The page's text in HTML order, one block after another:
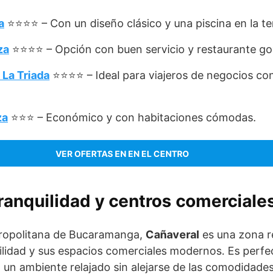
⭐⭐⭐⭐ – Con un diseño clásico y una piscina en la
⭐⭐⭐⭐ – Opción con buen servicio y restaurante
Triada ⭐⭐⭐⭐ – Ideal para viajeros de negocios
⭐⭐⭐ – Económico y con habitaciones cómodas.
VER OFERTAS EN EN EL CENTRO
y centros
de Bucaramanga, Cañaveral es una zona
y sus espacios comerciales modernos. Es
ambiente relajado sin alejarse de las